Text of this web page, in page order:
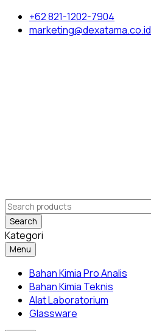
+62 821-1202-7904
marketing@dexatama.co.id
Search
Kategori
Menu
Bahan Kimia Pro Analis
Bahan Kimia Teknis
Alat Laboratorium
Glassware